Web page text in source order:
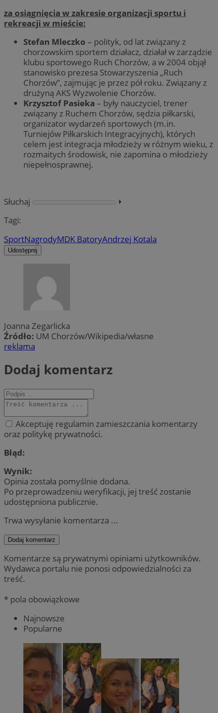
za osiągnięcia w zakresie organizacji sportu i
rekreacji w mieście:
Stefan Mleczko – polityk, od lat związany z
chorzowskim sportem działacz, działał w zarządzie
klubu sportowego Ruch Chorzów, a w 2004 objął
stanowisko prezesa Stowarzyszenia „Ruch
Chorzów”, zajmując je przez pół roku. Związany z
drużyną AKS Wyzwolenie Chorzów.
Krzysztof Pasieka – były nauczyciel, trener
związany z Ruchem Chorzów, sędzia piłkarski,
organizator wydarzeń sportowych (m.in.
Turniejów Piłkarskich Integracyjnych), których
celem jest integracja młodzieży w różnym wieku, z
rozmaitych środowisk, nie zapomina o młodzieży
niepełnosprawnej.
Słuchaj
⏵︎
Tagi:
SportNagrodyMDK BatoryAndrzej Kotala
Udostępnij
Joanna Zegarlicka
Źródło: UM Chorzów/Wikipedia/własne
reklama
Dodaj komentarz
Akceptuję regulamin zamieszczania komentarzy
oraz politykę prywatności.
Błąd:
Wynik:
Opinia została pomyślnie dodana.
Po przeprowadzeniu weryfikacji, jej treść zostanie
udostępniona publicznie.
Trwa wysyłanie komentarza ...
Dodaj komentarz
Komentarze są prywatnymi opiniami użytkowników.
Wydawca portalu nie ponosi odpowiedzialności za
treść.
* pola obowiązkowe
Najnowsze
Popularne